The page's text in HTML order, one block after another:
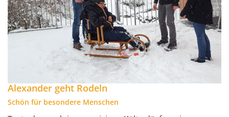
Alexander geht Rodeln
Schön für besondere Menschen